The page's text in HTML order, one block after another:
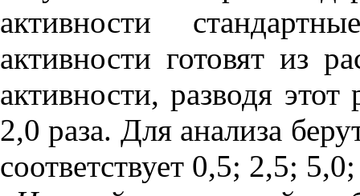
активности
активности готовят из
активности, разводя
2,0 раза. Для анализа
соответствует 0,5; 2,5;